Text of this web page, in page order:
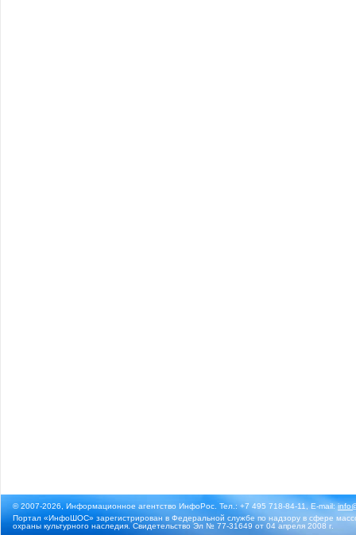
© 2007-2026, Информационное агентство ИнфоРос. Тел.: +7 495 718-84-11, E-mail:
Портал «ИнфоШОС» зарегистрирован в Федеральной службе по надзору в сфере
охраны культурного наследия. Свидетельство Эл № 77-31649 от 04 апреля 2008 г.